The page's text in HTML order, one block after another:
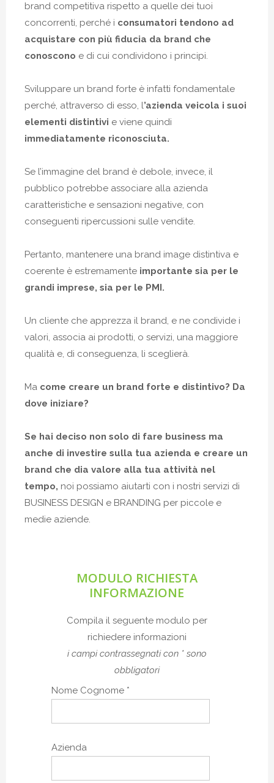
brand competitiva rispetto a quelle dei tuoi
concorrenti, perché i consumatori tendono ad
acquistare con più fiducia da brand che
conoscono e di cui condividono i principi.
Sviluppare un brand forte è infatti fondamentale
perché, attraverso di esso, l’azienda veicola i suoi
elementi distintivi e viene quindi
immediatamente riconosciuta.
Se l’immagine del brand è debole, invece, il
pubblico potrebbe associare alla azienda
caratteristiche e sensazioni negative, con
conseguenti ripercussioni sulle vendite.
Pertanto, mantenere una brand image distintiva e
coerente è estremamente importante sia per le
grandi imprese, sia per le PMI.
Un cliente che apprezza il brand, e ne condivide i
valori, associa ai prodotti, o servizi, una maggiore
qualità e, di conseguenza, li sceglierà.
Ma come creare un brand forte e distintivo? Da
dove iniziare?
Se hai deciso non solo di fare business ma
anche di investire sulla tua azienda e creare un
brand che dia valore alla tua attività nel
tempo, noi possiamo aiutarti con i nostri servizi di
BUSINESS DESIGN e BRANDING per piccole e
medie aziende.
MODULO RICHIESTA
INFORMAZIONE
Compila il seguente modulo per
richiedere informazioni
i campi contrassegnati con * sono
obbligatori
Nome Cognome *
Azienda